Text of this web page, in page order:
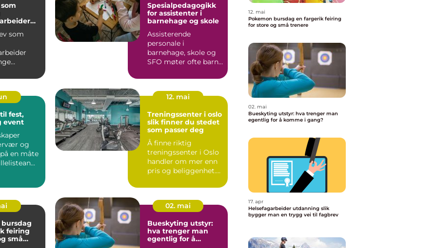
som
skole...
Spesialpedagogikk
for assistenter i
barnehage og skole
Assisterende
personale i
barnehage, skole og
SFO møter ofte barn
andre. Noen har...
fest,
event
og
en måte
12. mai
Treningssenter i oslo
slik finner du stedet
som passer deg
Å finne riktig
treningssenter i Oslo
handler om mer enn
pris og beliggenhet.
so...
feiring
små
02. mai
Bueskyting utstyr:
hva trenger man
egentlig for å
12. mai
Pokemon bursdag en fargerik feiring
for store og små trenere
02. mai
Bueskyting utstyr: hva trenger man
egentlig for å komme i gang?
17. apr
Helsefagarbeider utdanning slik
bygger man en trygg vei til fagbrev